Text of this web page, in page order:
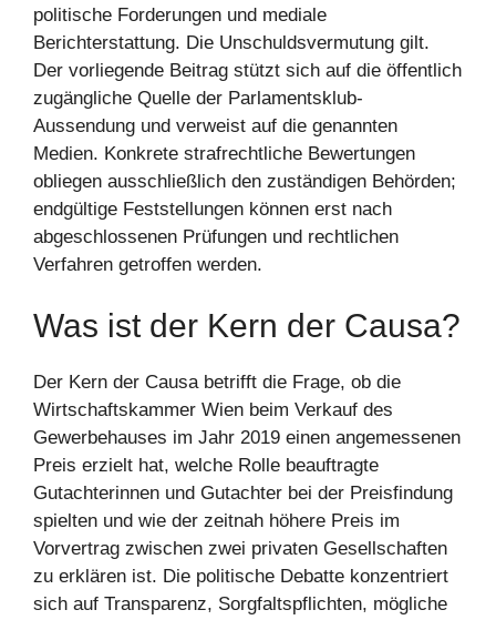
politische Forderungen und mediale
Berichterstattung. Die Unschuldsvermutung gilt.
Der vorliegende Beitrag stützt sich auf die öffentlich
zugängliche Quelle der Parlamentsklub-
Aussendung und verweist auf die genannten
Medien. Konkrete strafrechtliche Bewertungen
obliegen ausschließlich den zuständigen Behörden;
endgültige Feststellungen können erst nach
abgeschlossenen Prüfungen und rechtlichen
Verfahren getroffen werden.
Was ist der Kern der Causa?
Der Kern der Causa betrifft die Frage, ob die
Wirtschaftskammer Wien beim Verkauf des
Gewerbehauses im Jahr 2019 einen angemessenen
Preis erzielt hat, welche Rolle beauftragte
Gutachterinnen und Gutachter bei der Preisfindung
spielten und wie der zeitnah höhere Preis im
Vorvertrag zwischen zwei privaten Gesellschaften
zu erklären ist. Die politische Debatte konzentriert
sich auf Transparenz, Sorgfaltspflichten, mögliche